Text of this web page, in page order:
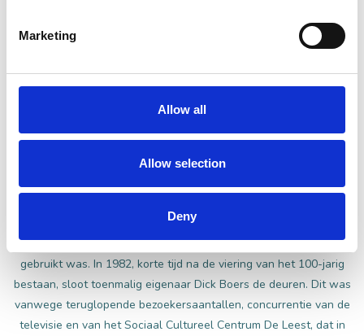
Marketing
Allow all
Allow selection
Deny
In 1938 besloten een achttal vrienden een tennisclub op te
Tijdens de Tweede Wereldoorlog waren militairen
ingekwartierd in de kleuterschool. In 1945 kwamen de kinderen
mevrouw Boers omdat de kleuters een tijd lang waren
ondergebracht in de bioscoop Musis Sacrum dat als noodlokaal
gebruikt was. In 1982, korte tijd na de viering van het 100-jarig
bestaan, sloot toenmalig eigenaar Dick Boers de deuren. Dit was
vanwege teruglopende bezoekersaantallen, concurrentie van de
televisie en van het Sociaal Cultureel Centrum De Leest, dat in